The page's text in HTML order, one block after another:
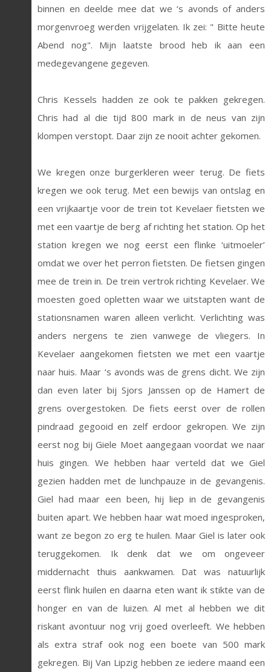
binnen en deelde mee dat we ‘s avonds of anders
morgenvroeg werden vrijgelaten. Ik zei: " Bitte heute
Abend nog". Mijn laatste brood heb ik aan een
medegevangene gegeven.
Chris Kessels hadden ze ook te pakken gekregen.
Chris had al die tijd 800 mark in de neus van zijn
klompen verstopt. Daar zijn ze nooit achter gekomen.
We kregen onze burgerkleren weer terug. De fiets
kregen we ook terug. Met een bewijs van ontslag en
een vrijkaartje voor de trein tot Kevelaer fietsten we
met een vaartje de berg af richting het station. Op het
station kregen we nog eerst een flinke ‘uitmoeler’
omdat we over het perron fietsten. De fietsen gingen
mee de trein in. De trein vertrok richting Kevelaer. We
moesten goed opletten waar we uitstapten want de
stationsnamen waren alleen verlicht. Verlichting was
anders nergens te zien vanwege de vliegers. In
Kevelaer aangekomen fietsten we met een vaartje
naar huis. Maar ‘s avonds was de grens dicht. We zijn
dan even later bij Sjors Janssen op de Hamert de
grens overgestoken. De fiets eerst over de rollen
pindraad gegooid en zelf erdoor gekropen. We zijn
eerst nog bij Giele Moet aangegaan voordat we naar
huis gingen. We hebben haar verteld dat we Giel
gezien hadden met de lunchpauze in de gevangenis.
Giel had maar een been, hij liep in de gevangenis
buiten apart. We hebben haar wat moed ingesproken,
want ze begon zo erg te huilen. Maar Giel is later ook
teruggekomen. Ik denk dat we om ongeveer
middernacht thuis aankwamen. Dat was natuurlijk
eerst flink huilen en daarna eten want ik stikte van de
honger en van de luizen. Al met al hebben we dit
riskant avontuur nog vrij goed overleeft. We hebben
als extra straf ook nog een boete van 500 mark
gekregen. Bij Van Lipzig hebben ze iedere maand een